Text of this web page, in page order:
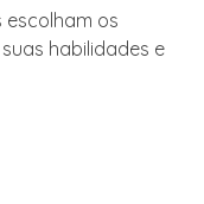
os
habilidades e